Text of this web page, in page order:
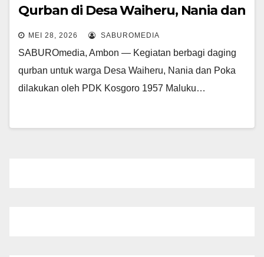
Qurban di Desa Waiheru, Nania dan
Poka
MEI 28, 2026 SABUROMEDIA
SABUROmedia, Ambon — Kegiatan berbagi daging
qurban untuk warga Desa Waiheru, Nania dan Poka
dilakukan oleh PDK Kosgoro 1957 Maluku…